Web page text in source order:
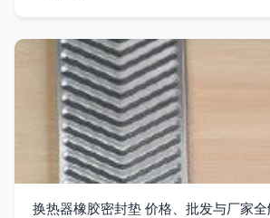
换热器橡胶密封垫 价格、批发与厂家